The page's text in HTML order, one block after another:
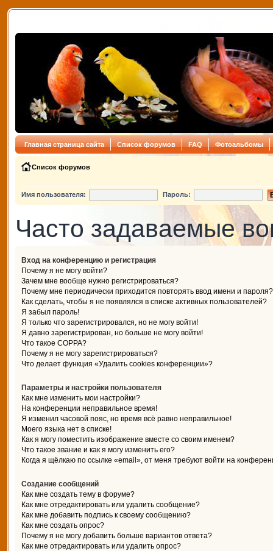
Главная страница сайта Список форумов FAQ Фотоальбомы
Список форумов
Имя пользователя: Пароль:
Часто задаваемые
Вход на конференцию и регистрация
Почему я не могу войти?
Зачем мне вообще нужно регистрироваться?
Почему мне периодически приходится повторять ввод имени и пароля?
Как сделать, чтобы я не появлялся в списке активных пользователей?
Я забыл пароль!
Я только что зарегистрировался, но не могу войти!
Я давно зарегистрирован, но больше не могу войти!
Что такое COPPA?
Почему я не могу зарегистрироваться?
Что делает функция «Удалить cookies конференции»?
Параметры и настройки пользователя
Как мне изменить мои настройки?
На конференции неправильное время!
Я изменил часовой пояс, но время всё равно неправильное!
Моего языка нет в списке!
Как я могу поместить изображение вместе со своим именем?
Что такое звание и как я могу изменить его?
Когда я щёлкаю по ссылке «email», от меня требуют войти на
Создание сообщений
Как мне создать тему в форуме?
Как мне отредактировать или удалить сообщение?
Как мне добавить подпись к своему сообщению?
Как мне создать опрос?
Почему я не могу добавить больше вариантов ответа?
Как мне отредактировать или удалить опрос?